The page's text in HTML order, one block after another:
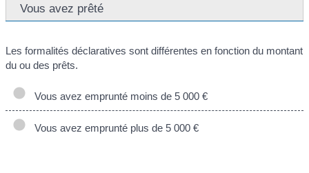
Vous avez prêté
Les formalités déclaratives sont différentes en fonction du montant
du ou des prêts.
Vous avez emprunté moins de 5 000 €
Vous avez emprunté plus de 5 000 €